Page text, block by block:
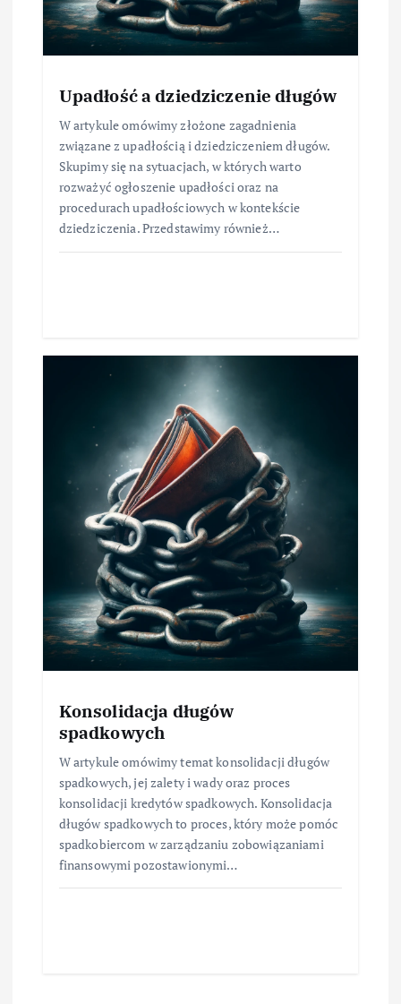
Upadłość a dziedziczenie długów
W artykule omówimy złożone zagadnienia
związane z upadłością i dziedziczeniem długów.
Skupimy się na sytuacjach, w których warto
rozważyć ogłoszenie upadłości oraz na
procedurach upadłościowych w kontekście
dziedziczenia. Przedstawimy również…
Konsolidacja długów
spadkowych
W artykule omówimy temat konsolidacji długów
spadkowych, jej zalety i wady oraz proces
konsolidacji kredytów spadkowych. Konsolidacja
długów spadkowych to proces, który może pomóc
spadkobiercom w zarządzaniu zobowiązaniami
finansowymi pozostawionymi…